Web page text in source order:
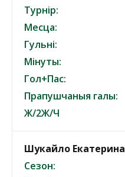
Турнір:
Месца:
Гульні:
Мінуты:
Гол+Пас:
Прапушчаныя галы:
Ж/2Ж/Ч
Шукайло Екатерина
Сезон: